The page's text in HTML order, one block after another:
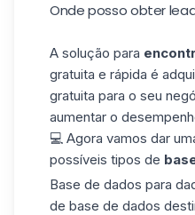
Onde posso obter
A solução para
gratuita e rápida é
gratuita para o seu
aumentar o
💻 Agora vamos dar
possíveis tipos de
Base de dados para
de base de dados